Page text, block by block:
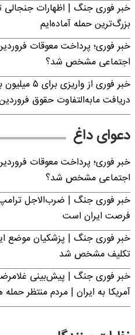
خبر فوری جنگ | اظهارات جنجالی
بزرگ‌ترین حمله آماده‌ایم
خبر فوری؛ پرداخت معوقات
اجتماعی مشخص شد؟
خبر فوری
دریافت مابه‌التفاوت حقوق
دعوای داغ
خبر فوری؛ پرداخت معوقات
اجتماعی مشخص شد؟
خبر فوری جنگ | ضرب‌الاجل ترامپ
فرصت ایران است
خبر فوری جنگ | پزشکیان موضع
تکلیف مشخص شد
خبر فوری جنگ | پیش‌بینی
آمریکا به ایران | مردم منتظر